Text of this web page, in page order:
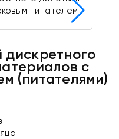
с
(питателями)